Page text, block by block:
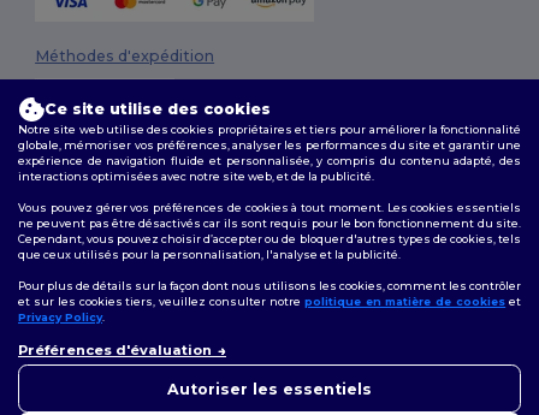
Méthodes d'expédition
Conditions Générales|Politique de personnalisation
Confidentialité|Politique de Cookies|Plan du Site
Suivez-nous
Ce site utilise des cookies
Notre site web utilise des cookies propriétaires et tiers pour améliorer la fonctionnalité
globale, mémoriser vos préférences, analyser les performances du site et garantir une
expérience de navigation fluide et personnalisée, y compris du contenu adapté, des
interactions optimisées avec notre site web, et de la publicité.
Vous pouvez gérer vos préférences de cookies à tout moment. Les cookies essentiels
ne peuvent pas être désactivés car ils sont requis pour le bon fonctionnement du site.
Cependant, vous pouvez choisir d’accepter ou de bloquer d'autres types de cookies, tels
que ceux utilisés pour la personnalisation, l'analyse et la publicité.
Pour plus de détails sur la façon dont nous utilisons les cookies, comment les contrôler
et sur les cookies tiers, veuillez consulter notre politique en matière de cookies et
Privacy Policy.
Préférences d'évaluation
Autoriser les essentiels
pouvez nous contacter à tout